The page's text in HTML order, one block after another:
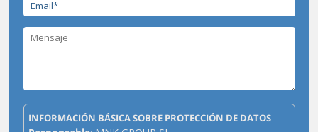
INFORMACIÓN BÁSICA SOBRE PROTECCIÓN DE DATOS